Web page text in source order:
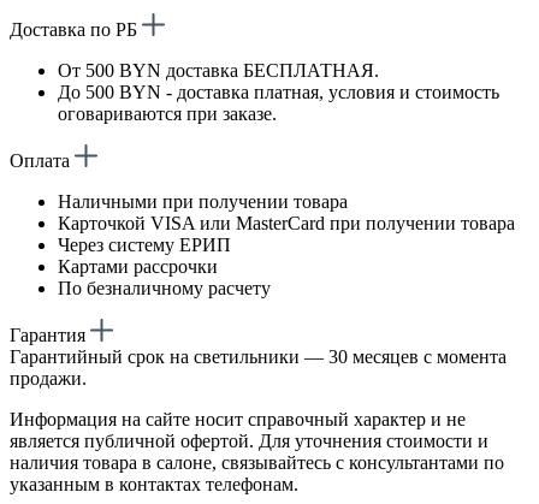
Доставка по РБ
От 500 BYN доставка БЕСПЛАТНАЯ.
До 500 BYN - доставка платная, условия и стоимость
оговариваются при заказе.
Оплата
Наличными при получении товара
Карточкой VISA или MasterCard при получении товара
Через систему ЕРИП
Картами рассрочки
По безналичному расчету
Гарантия
Гарантийный срок на светильники — 30 месяцев с момента
продажи.
Информация на сайте носит справочный характер и не
является публичной офертой. Для уточнения стоимости и
наличия товара в салоне, связывайтесь с консультантами по
указанным в контактах телефонам.